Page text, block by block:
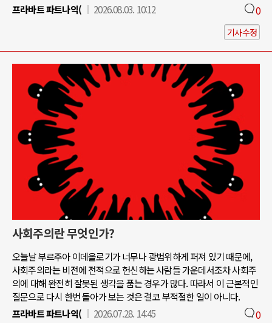
프라바트 파트나익(
2026.08.03. 10:12 0
기사수정
사회주의란 무엇인가?
오늘날 부르주아 이데올로기가 너무나 광범위하게 퍼져 있기 때문에,
사회주의라는 비전에 전적으로 헌신하는 사람들 가운데서조차 사회주
의에 대해 완전히 잘못된 생각을 품는 경우가 많다. 따라서 이 근본적인
질문으로 다시 한번 돌아가 보는 것은 결코 부적절한 일이 아니다.
프라바트 파트나익(
2026.07.28. 14:45 0